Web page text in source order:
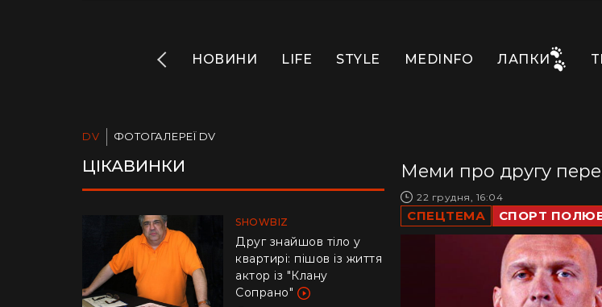
INFO НОВИНИ LIFE STYLE MEDINFO ЛАПКИ
DV ФОТОГАЛЕРЕЇ DV
ЦІКАВИНКИ
SHOWBIZ
Друг знайшов тіло у
квартирі: пішов із життя
актор із "Клану
Сопрано"
Меми про другу
22 грудня, 16:04
СПЕЦТЕМА СПОРТ